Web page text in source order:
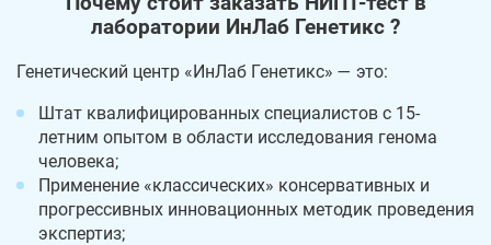
лаборатории ИнЛаб Генетикс ?
Генетический центр «ИнЛаб Генетикс» — это:
Штат квалифицированных специалистов с 15-
летним опытом в области исследования генома
человека;
Применение «классических» консервативных и
прогрессивных инновационных методик проведения
экспертиз;